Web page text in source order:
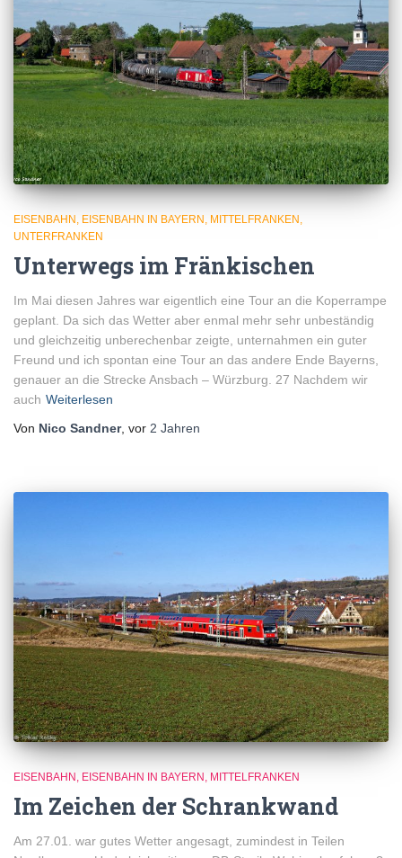
EISENBAHN EISENBAHN IN BAYERN MITTELFRANKEN
UNTERFRANKEN
Unterwegs im Fränkischen
Im Mai diesen Jahres war eigentlich eine Tour an die Koperrampe
geplant. Da sich das Wetter aber enmal mehr sehr unbeständig
und gleichzeitig unberechenbar zeigte, unternahmen ein guter
Freund und ich spontan eine Tour an das andere Ende Bayerns,
genauer an die Strecke Ansbach – Würzburg. 27 Nachdem wir
auch Weiterlesen
Von Nico Sandner, vor 2 Jahren
EISENBAHN EISENBAHN IN BAYERN MITTELFRANKEN
Im Zeichen der Schrankwand
Am 27.01. war gutes Wetter angesagt, zumindest in Teilen